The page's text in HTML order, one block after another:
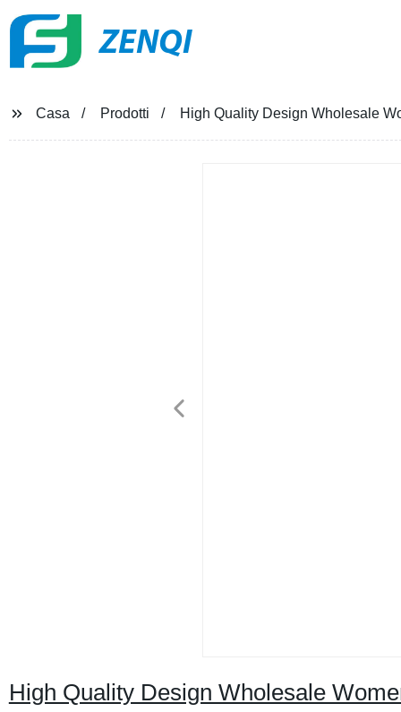
ZENQI
Casa Prodotti High Quality Design Wholesale
High Quality Design Wholesale